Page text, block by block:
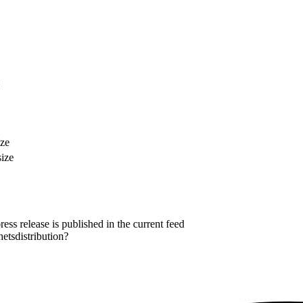
release is published in the current feed